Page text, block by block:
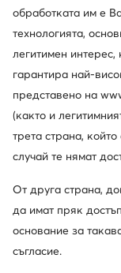
още 15% Код: SUMMER
Промоция
Hunter
Гумени ботуши · Каки
Актуална цена
79,99€
Най-ниска цена
обработката им е
технологията,
легитимен интерес,
гарантира най-
представено на
(както и
трета страна,
случай те нямат
От друга страна,
да имат пряк
основание за
съгласие.